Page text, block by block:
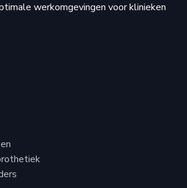
werkomgevingen voor klinieken